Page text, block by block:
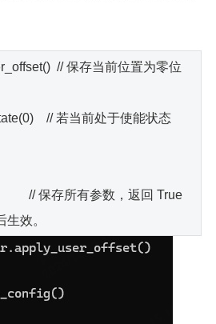
// 保存当前位置为零位
// 若当前处于使能状态
// 保存所有参数，返回 True
效。